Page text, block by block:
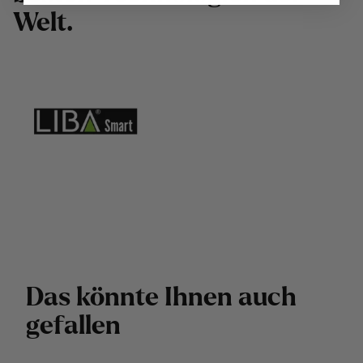
Welt.
Das könnte Ihnen auch
gefallen